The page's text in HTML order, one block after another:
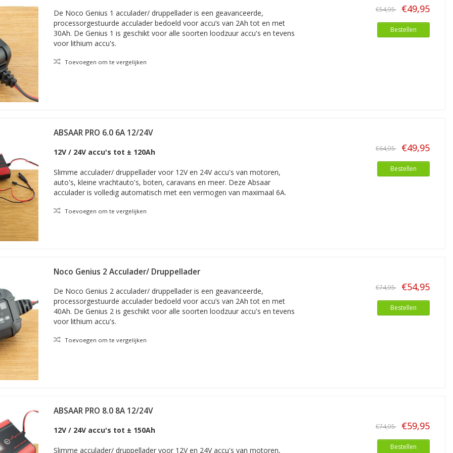
De Noco Genius 1 acculader/ druppellader is een geavanceerde,
processorgestuurde acculader bedoeld voor accu’s van 2Ah tot en met
30Ah. De Genius 1 is geschikt voor alle soorten loodzuur accu's en tevens
voor lithium accu's.
Toevoegen om te vergelijken
€54,95 €49,95
Bestellen
ABSAAR PRO 6.0 6A 12/24V
12V / 24V accu's tot ± 120Ah
Slimme acculader/ druppellader voor 12V en 24V accu's van motoren,
auto's, kleine vrachtauto's, boten, caravans en meer. Deze Absaar
acculader is volledig automatisch met een vermogen van maximaal 6A.
Toevoegen om te vergelijken
€64,95 €49,95
Bestellen
Noco Genius 2 Acculader/ Druppellader
De Noco Genius 2 acculader/ druppellader is een geavanceerde,
processorgestuurde acculader bedoeld voor accu’s van 2Ah tot en met
40Ah. De Genius 2 is geschikt voor alle soorten loodzuur accu's en tevens
voor lithium accu's.
Toevoegen om te vergelijken
€74,95 €54,95
Bestellen
ABSAAR PRO 8.0 8A 12/24V
12V / 24V accu's tot ± 150Ah
Slimme acculader/ druppellader voor 12V en 24V accu's van motoren,
€74,95 €59,95
Bestellen